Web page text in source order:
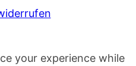
your experience while